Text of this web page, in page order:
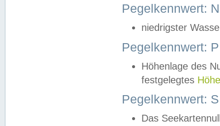
Pegelkennwert:
niedrigster
Pegelkennwert:
Höhenlage des
festgelegtes
Pegelkennwert:
Das